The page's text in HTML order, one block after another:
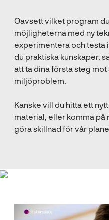
s
t
r
)
Oavsett vilket program
möjligheterna med ny
experimentera och testa
du praktiska kunskaper,
att ta dina första steg
miljöproblem.
Kanske vill du hitta ett
material, eller komma på
göra skillnad för vår